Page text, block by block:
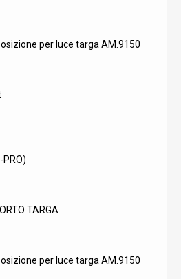
per luce targa AM.9150
PRO)
TARGA
per luce targa AM.9150